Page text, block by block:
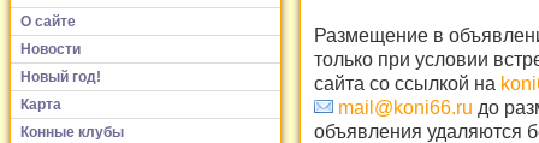
О сайте
Новости
Новый год!
Карта
Конные клубы
Размещение в
только при условии
сайта со ссылкой на
mail@koni66.ru до
объявления удаляются